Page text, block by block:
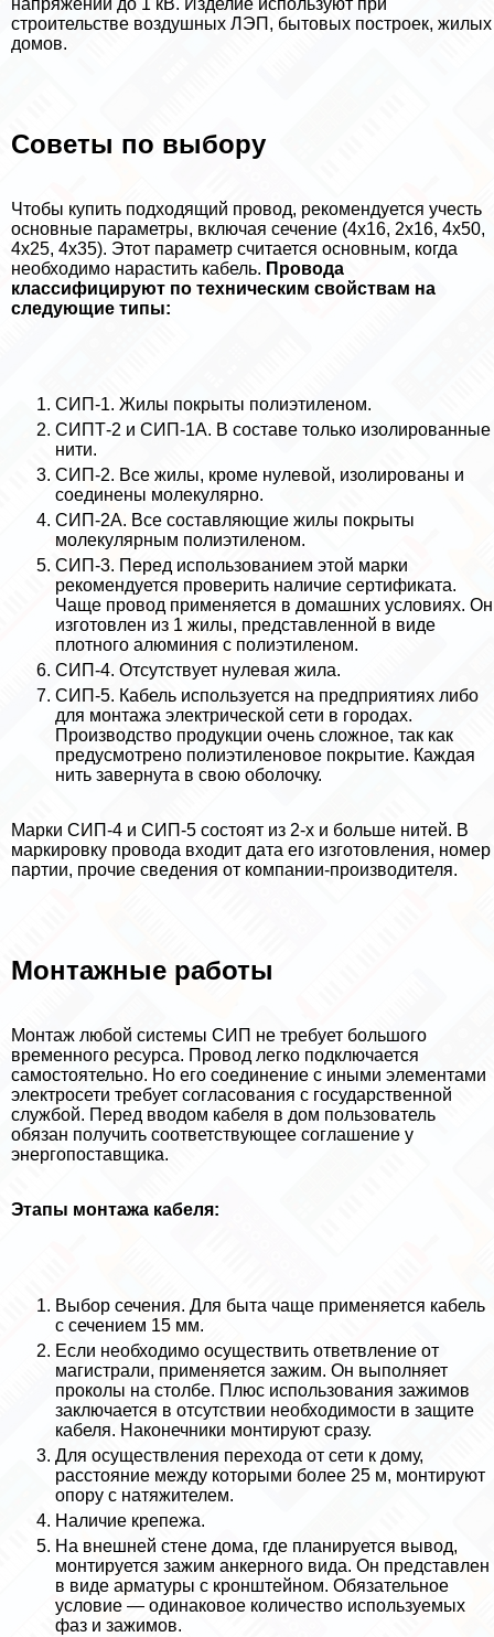
напряжении до 1 кВ. Изделие используют при
строительстве воздушных ЛЭП, бытовых построек, жилых
домов.
Советы по выбору
Чтобы купить подходящий провод, рекомендуется учесть
основные параметры, включая сечение (4х16, 2х16, 4х50,
4х25, 4х35). Этот параметр считается основным, когда
необходимо нарастить кабель. Провода
классифицируют по техническим свойствам на
следующие типы:
СИП-1. Жилы покрыты полиэтиленом.
СИПТ-2 и СИП-1А. В составе только изолированные
нити.
СИП-2. Все жилы, кроме нулевой, изолированы и
соединены молекулярно.
СИП-2А. Все составляющие жилы покрыты
молекулярным полиэтиленом.
СИП-3. Перед использованием этой марки
рекомендуется проверить наличие сертификата.
Чаще провод применяется в домашних условиях. Он
изготовлен из 1 жилы, представленной в виде
плотного алюминия с полиэтиленом.
СИП-4. Отсутствует нулевая жила.
СИП-5. Кабель используется на предприятиях либо
для монтажа электрической сети в городах.
Производство продукции очень сложное, так как
предусмотрено полиэтиленовое покрытие. Каждая
нить завернута в свою оболочку.
Марки СИП-4 и СИП-5 состоят из 2-х и больше нитей. В
маркировку провода входит дата его изготовления, номер
партии, прочие сведения от компании-производителя.
Монтажные работы
Монтаж любой системы СИП не требует большого
временного ресурса. Провод легко подключается
самостоятельно. Но его соединение с иными элементами
электросети требует согласования с государственной
службой. Перед вводом кабеля в дом пользователь
обязан получить соответствующее соглашение у
энергопоставщика.
Этапы монтажа кабеля:
Выбор сечения. Для быта чаще применяется кабель
с сечением 15 мм.
Если необходимо осуществить ответвление от
магистрали, применяется зажим. Он выполняет
проколы на столбе. Плюс использования зажимов
заключается в отсутствии необходимости в защите
кабеля. Наконечники монтируют сразу.
Для осуществления перехода от сети к дому,
расстояние между которыми более 25 м, монтируют
опору с натяжителем.
Наличие крепежа.
На внешней стене дома, где планируется вывод,
монтируется зажим анкерного вида. Он представлен
в виде арматуры с кронштейном. Обязательное
условие — одинаковое количество используемых
фаз и зажимов.